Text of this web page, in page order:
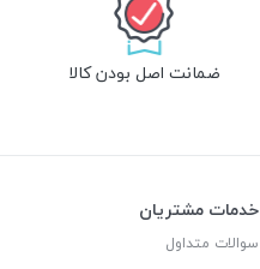
ضمانت اصل بودن کالا
خدمات مشتریان
سوالات متداول